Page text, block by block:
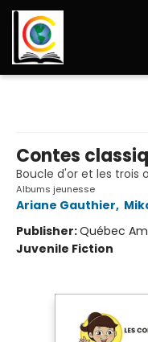
Contes
Boucle d'or et les trois
Albums jeunesse
Ariane Gauthier,
Publisher:Québec
Juvenile Fiction